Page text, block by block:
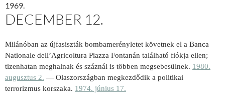
1969.
DECEMBER 12.
Milánóban az újfasiszták bombamerényletet követnek el a Banca
Nationale dell’Agricoltura Piazza Fontanán található fiókja ellen;
tizenhatan meghalnak és száznál is többen megsebesülnek. 1980.
augusztus 2. — Olaszországban megkezdődik a politikai
terrorizmus korszaka. 1974. június 17.